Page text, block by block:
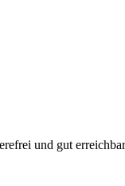
und gut